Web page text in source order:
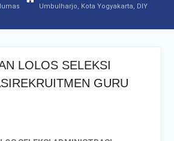
Umbulharjo, Kota Yogyakarta, DIY
LOLOS SELEKSI
GURU